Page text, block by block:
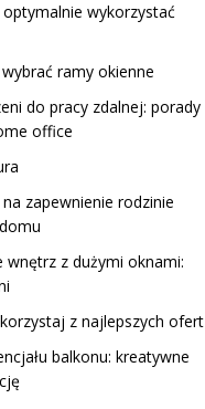
wykorzystać
ramy okienne
do pracy zdalnej: porady
office
zapewnienie rodzinie
wnętrz z dużymi oknami:
z najlepszych ofert
balkonu: kreatywne